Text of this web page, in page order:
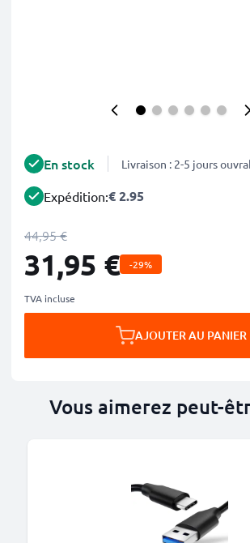
En stock Livraison : 2-5 jours
Expédition:€ 2.95
44,95 €
31,95 € -29%
TVA incluse
AJOUTER AU PANIER
Vous aimerez peut-